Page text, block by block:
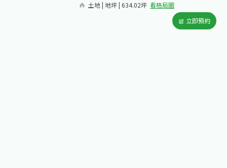
土地 | 地坪 | 634.02坪 看格局圖
立即預約